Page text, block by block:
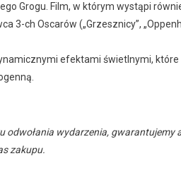
Grogu. Film, w którym wystąpi
3-ch Oscarów („Grzesznicy”,
efektami świetlnymi,
odwołania wydarzenia,
zakupu.